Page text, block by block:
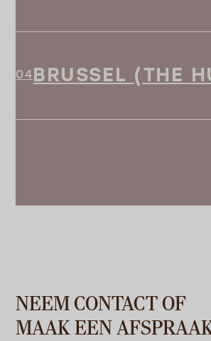
BRUSSEL (THE
NEEM CONTACT OF
MAAK EEN